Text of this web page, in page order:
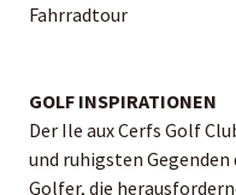
Fahrradtour
GOLF INSPIRATIONEN
Der Ile aux Cerfs Golf
und ruhigsten
Golfer, die